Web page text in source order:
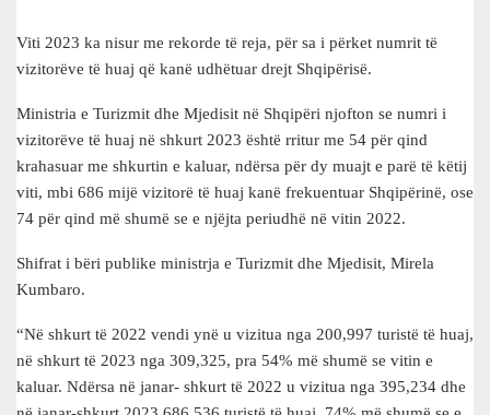
Viti 2023 ka nisur me rekorde të reja, për sa i përket numrit të
vizitorëve të huaj që kanë udhëtuar drejt Shqipërisë.
Ministria e Turizmit dhe Mjedisit në Shqipëri njofton se numri i
vizitorëve të huaj në shkurt 2023 është rritur me 54 për qind
krahasuar me shkurtin e kaluar, ndërsa për dy muajt e parë të këtij
viti, mbi 686 mijë vizitorë të huaj kanë frekuentuar Shqipërinë, ose
74 për qind më shumë se e njëjta periudhë në vitin 2022.
Shifrat i bëri publike ministrja e Turizmit dhe Mjedisit, Mirela
Kumbaro.
“Në shkurt të 2022 vendi ynë u vizitua nga 200,997 turistë të huaj,
në shkurt të 2023 nga 309,325, pra 54% më shumë se vitin e
kaluar. Ndërsa në janar- shkurt të 2022 u vizitua nga 395,234 dhe